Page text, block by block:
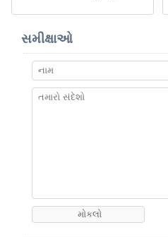
સમીક્ષાઓ